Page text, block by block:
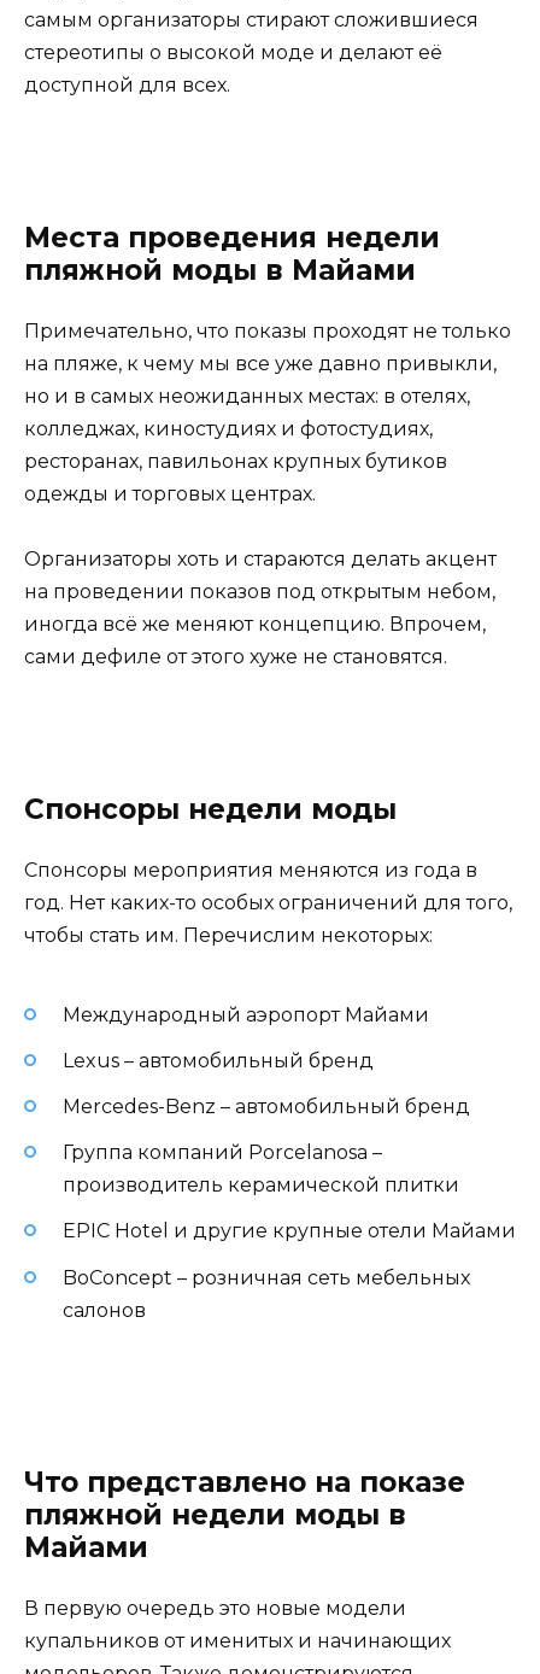
самым организаторы стирают сложившиеся
стереотипы о высокой моде и делают её
доступной для всех.
Места проведения недели
пляжной моды в Майами
Примечательно, что показы проходят не только
на пляже, к чему мы все уже давно привыкли,
но и в самых неожиданных местах: в отелях,
колледжах, киностудиях и фотостудиях,
ресторанах, павильонах крупных бутиков
одежды и торговых центрах.
Организаторы хоть и стараются делать акцент
на проведении показов под открытым небом,
иногда всё же меняют концепцию. Впрочем,
сами дефиле от этого хуже не становятся.
Спонсоры недели моды
Спонсоры мероприятия меняются из года в
год. Нет каких-то особых ограничений для того,
чтобы стать им. Перечислим некоторых:
Международный аэропорт Майами
Lexus – автомобильный бренд
Mercedes-Benz – автомобильный бренд
Группа компаний Porcelanosa –
производитель керамической плитки
EPIC Hotel и другие крупные отели Майами
BoConcept – розничная сеть мебельных
салонов
Что представлено на показе
пляжной недели моды в
Майами
В первую очередь это новые модели
купальников от именитых и начинающих